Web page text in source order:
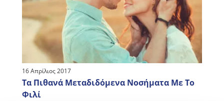
16 Απρίλιος 2017
Τα Πιθανά Μεταδιδόμενα Νοσήματα Με Το
Φιλί